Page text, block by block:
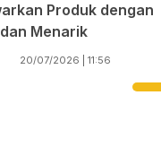
Produk dengan
Menarik
20/07/2026 | 11:56